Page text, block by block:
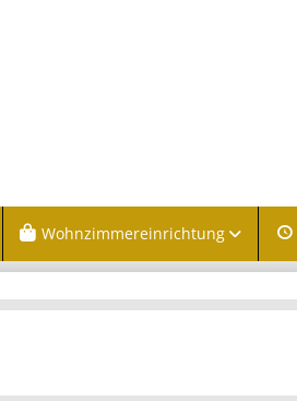
Wohnzimmereinrichtung